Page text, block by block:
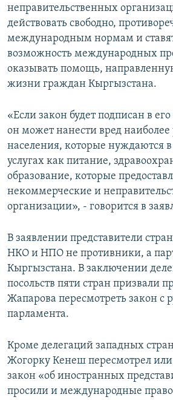
неправительственных
действовать свободно,
международным нормам и
возможность международных
оказывать помощь,
жизни граждан Кыргызстана.
«Если закон будет подписан в
он может нанести вред
населения, которые нуждаются
услугах как питание,
образование, которые
некоммерческие и
организации», - говорится в
В заявлении представители
НКО и НПО не противники, а
Кыргызстана. В заключении
посольств пяти стран призвали
Жапарова пересмотреть закон с
парламента.
Кроме делегаций западных
Жогорку Кенеш пересмотрел
закон «об иностранных
просили и международные